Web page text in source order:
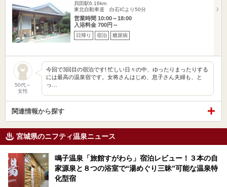
貝田駅6.16km
東北自動車道 白石ICより50分
営業時間 10:00～18:00
入浴料金 700円～
日帰り 宿泊 糖尿病
50代～
女性
今回で3回目の宿泊です! 忙しい日々の中、ゆったりまったりする
には最高の温泉宿です。女将さんはじめ、息子さん夫婦も、と
っ…
関連情報から探す
宮城県のニフティ温泉ニュース
鳴子温泉「旅館すがわら」宿泊レビュー！３本の自
家源泉と８つの浴室で“湯めぐり三昧”可能な温泉特
化型宿